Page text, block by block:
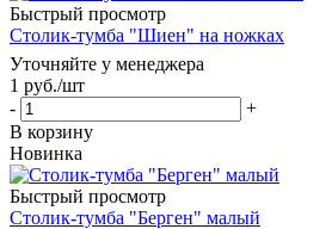
Быстрый просмотр
Столик-тумба "Шиен" на ножках
Уточняйте у менеджера
1 руб./шт
-
+
В корзину
Новинка
Быстрый просмотр
Столик-тумба "Берген" малый